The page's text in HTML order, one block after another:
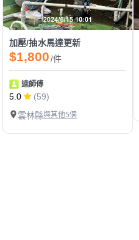
加壓/抽水馬達更新
$1,800/件
逵師傅
5.0
(59)
雲林縣與其他5個